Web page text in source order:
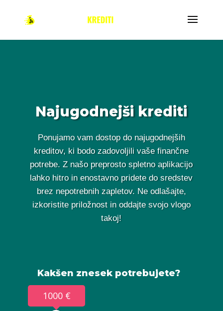
Najugodnejši krediti
Ponujamo vam dostop do najugodnejših
kreditov, ki bodo zadovoljili vaše finančne
potrebe. Z našo preprosto spletno aplikacijo
lahko hitro in enostavno pridete do sredstev
brez nepotrebnih zapletov. Ne odlašajte,
izkoristite priložnost in oddajte svojo vlogo
takoj!
Kakšen znesek potrebujete?
1000 €